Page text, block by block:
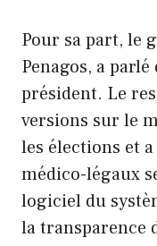
Pour sa part, le
Penagos, a
président. Le
versions sur le
les élections et
médico-légaux
logiciel du
la transparence